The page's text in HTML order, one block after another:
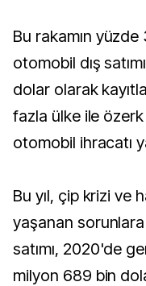
Bu rakamın
otomobil dış
dolar olarak
fazla ülke ile
otomobil ihracatı
Bu yıl, çip krizi ve
yaşanan
satımı, 2020'de
milyon 689 bin